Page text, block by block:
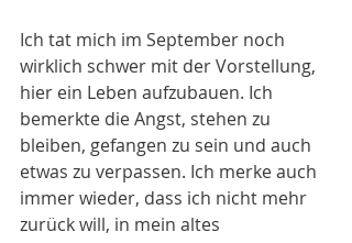
Ich tat mich im September noch
wirklich schwer mit der Vorstellung,
hier ein Leben aufzubauen. Ich
bemerkte die Angst, stehen zu
bleiben, gefangen zu sein und auch
etwas zu verpassen. Ich merke auch
immer wieder, dass ich nicht mehr
zurück will, in mein altes